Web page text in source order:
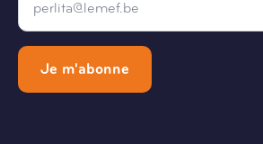
Je m'abonne